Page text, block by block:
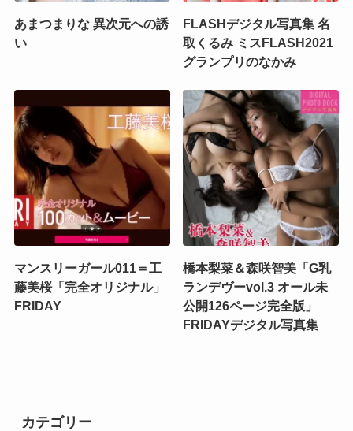
あまつまりな 異次元への誘
い
FLASHデジタル写真集 名
取くるみ ミスFLASH2021
グランプリのなかみ
マンスリーガール011＝工
藤美桜「完全オリジナル」
FRIDAY
橋本梨菜＆森咲智美「G乳
ランデヴーvol.3 オール未
公開126ページ完全版」
FRIDAYデジタル写真集
カテゴリー